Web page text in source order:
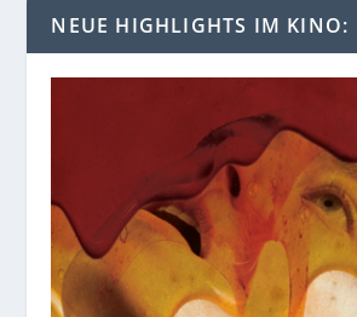
NEUE HIGHLIGHTS IM KINO: